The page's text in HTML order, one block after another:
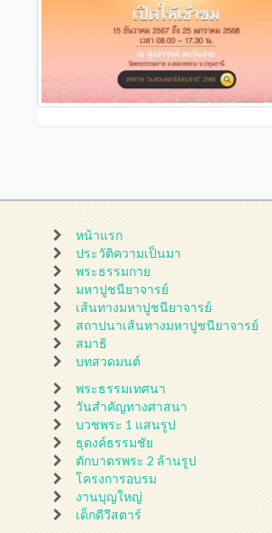
หน้าแรก
ประวัติความเป็นมา
พระธรรมกาย
มหาปูชนียาจารย์
เส้นทางมหาปูชนียาจารย์
สถาปนาเส้นทางมหาปูชนียาจารย์
สมาธิ
บทสวดมนต์
พระธรรมเทศนา
วันสำคัญทางศาสนา
บวชพระ 1 แสนรูป
ธุดงค์ธรรมชัย
ตักบาตรพระ 2 ล้านรูป
โครงการอบรม
งานบุญใหญ่
เด็กดีวีสตาร์